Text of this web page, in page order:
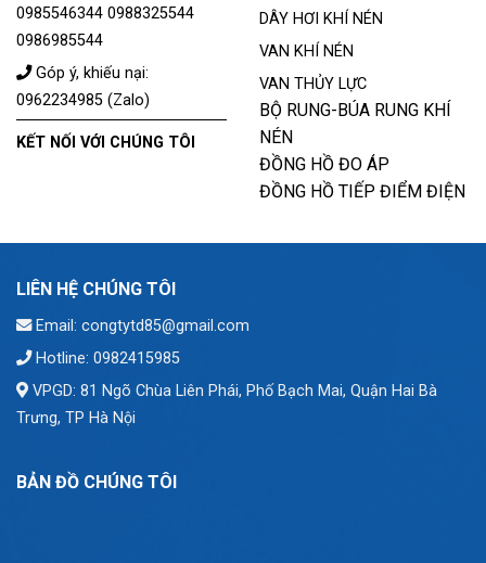
0985546344 0988325544
0986985544
Góp ý, khiếu nại:
0962234985 (Zalo)
KẾT NỐI VỚI CHÚNG TÔI
DÂY HƠI KHÍ NÉN
VAN KHÍ NÉN
VAN THỦY LỰC
BỘ RUNG-BÚA RUNG KHÍ
NÉN
ĐỒNG HỒ ĐO ÁP
ĐỒNG HỒ TIẾP ĐIỂM ĐIỆN
LIÊN HỆ CHÚNG TÔI
Email: congtytd85@gmail.com
Hotline: 0982415985
VPGD: 81 Ngõ Chùa Liên Phái, Phố Bạch Mai, Quận Hai Bà
Trưng, TP Hà Nội
BẢN ĐỒ CHÚNG TÔI